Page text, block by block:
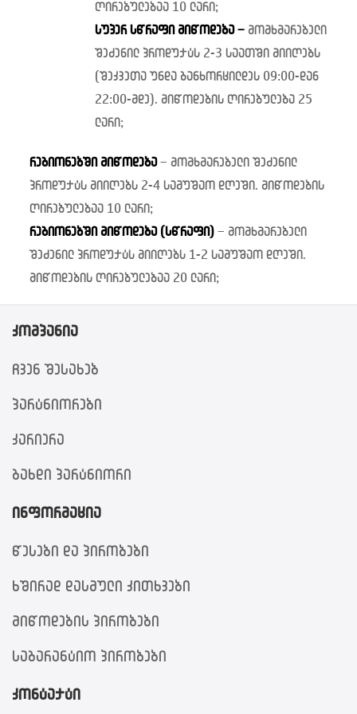
ღირებულებაა 10 ლარი;
სუპერ სწრაფი მიწოდება –მომხმარებელი
შეძენილ პროდუქტს 2-3 საათში მიიღებს
(შეკვეთა უნდა განხორცილდეს 09:00-დან
22:00-მდე). მიწოდების ღირებულება 25
ლარი;
რეგიონებშიმიწოდება– მომხმარებელი შეძენილ
პროდუქტს მიიღებს 2-4 სამუშაო დღეში. მიწოდების
ღირებულებაა 10 ლარი;
რეგიონებში მიწოდება (სწრაფი) – მომხმარებელი
შეძენილ პროდუქტს მიიღებს 1-2 სამუშაო დღეში.
მიწოდების ღირებულებაა 20 ლარი;
კომპანია
ჩვენ შესახებ
პარტნიორები
კარიერა
გახდი პარტნიორი
ინფორმაცია
წესები და პირობები
ხშირად დასმული კითხვები
მიწოდების პირობები
საგარანტიო პირობები
კონტაქტი